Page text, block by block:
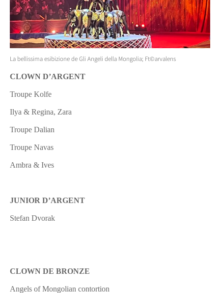
La bellissima esibizione de Gli Angeli della Mongolia; Ft©arvalens
CLOWN D’ARGENT
Troupe Kolfe
Ilya & Regina, Zara
Troupe Dalian
Troupe Navas
Ambra & Ives
JUNIOR D’ARGENT
Stefan Dvorak
CLOWN DE BRONZE
Angels of Mongolian contortion